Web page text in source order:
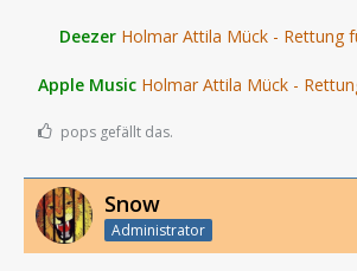
Deezer Holmar Attila Mück - Rettung
Apple Music Holmar Attila Mück -
pops gefällt das.
Snow
Administrator